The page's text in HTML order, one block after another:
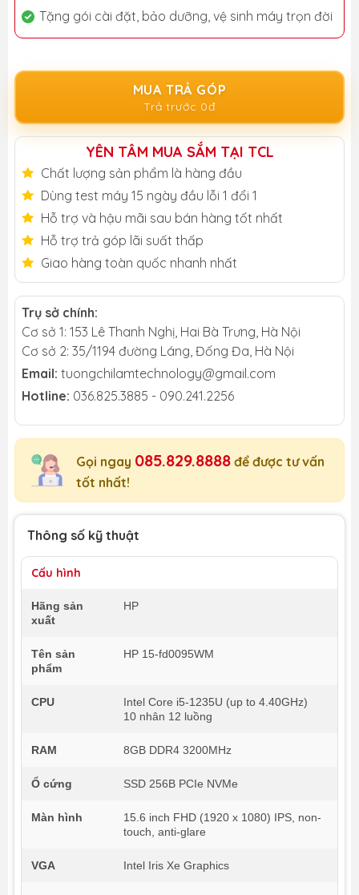
Tặng gói cài đặt, bảo dưỡng, vệ sinh máy trọn đời
MUA TRẢ GÓP
Trả trước 0đ
YÊN TÂM MUA SẮM TẠI TCL
Chất lượng sản phẩm là hàng đầu
Dùng test máy 15 ngày đầu lỗi 1 đổi 1
Hỗ trợ và hậu mãi sau bán hàng tốt nhất
Hỗ trợ trả góp lãi suất thấp
Giao hàng toàn quốc nhanh nhất
Trụ sở chính:
Cơ sở 1: 153 Lê Thanh Nghị, Hai Bà Trưng, Hà Nội
Cơ sở 2: 35/1194 đường Láng, Đống Đa, Hà Nội
Email: tuongchilamtechnology@gmail.com
Hotline: 036.825.3885 - 090.241.2256
Gọi ngay 085.829.8888 để được tư vấn
tốt nhất!
Thông số kỹ thuật
Cấu hình
Hãng sản
xuất
HP
Tên sản
phẩm
HP 15-fd0095WM
CPU
Intel Core i5-1235U (up to 4.40GHz)
10 nhân 12 luồng
RAM 8GB DDR4 3200MHz
Ổ cứng SSD 256B PCIe NVMe
Màn hình
15.6 inch FHD (1920 x 1080) IPS, non-
touch, anti-glare
VGA Intel Iris Xe Graphics